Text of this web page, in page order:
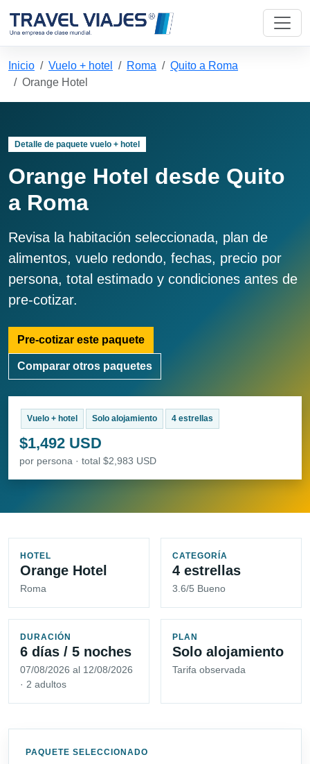
Inicio Vuelo + hotel Roma
Quito a Roma
Orange Hotel
Detalle de paquete vuelo + hotel
Orange Hotel desde Quito
a Roma
Revisa la habitación seleccionada, plan de
alimentos, vuelo redondo, fechas, precio por
persona, total estimado y condiciones antes de
pre-cotizar.
Pre-cotizar este paquete
Comparar otros paquetes
Vuelo + hotel Solo alojamiento 4 estrellas
$1,492 USD
por persona · total $2,983 USD
HOTEL
Orange Hotel
Roma
CATEGORÍA
4 estrellas
3.6/5 Bueno
DURACIÓN
6 días / 5 noches
07/08/2026 al 12/08/2026
· 2 adultos
PLAN
Solo alojamiento
Tarifa observada
PAQUETE SELECCIONADO